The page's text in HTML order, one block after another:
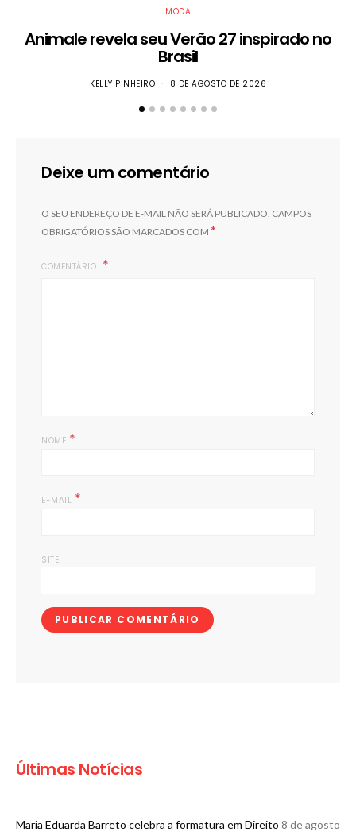
MODA
Animale revela seu Verão 27 inspirado no
Brasil
KELLY PINHEIRO 8 DE AGOSTO DE 2026
Deixe um comentário
O SEU ENDEREÇO DE E-MAIL NÃO SERÁ PUBLICADO. CAMPOS
OBRIGATÓRIOS SÃO MARCADOS COM *
COMENTÁRIO
NOME *
E-MAIL *
SITE
Últimas Notícias
Maria Eduarda Barreto celebra a formatura em Direito 8 de agosto